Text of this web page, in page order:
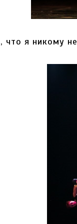
что я никому